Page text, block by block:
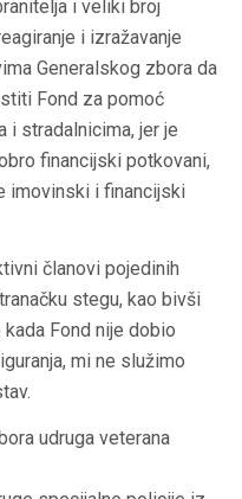
i veliki broj
i izražavanje
Generalskog zbora da
Fond za pomoć
i stradalnicima, jer je
financijski potkovani,
imovinski i financijski
članovi pojedinih
stegu, kao bivši
kada Fond nije dobio
mi ne služimo
udruga veterana